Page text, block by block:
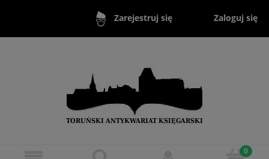
Zarejestruj się Zaloguj się